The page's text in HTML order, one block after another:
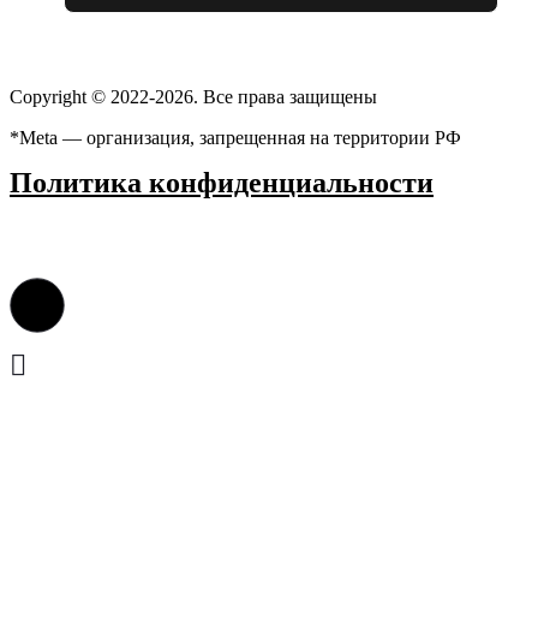
Copyright ©️ 2022-2026. Все права защищены
*Meta — организация, запрещенная на территории РФ
Политика конфиденциальности